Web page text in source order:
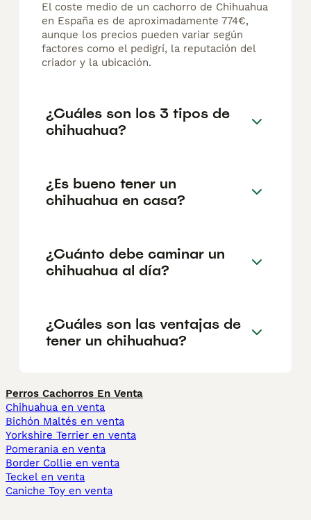
El coste medio de un cachorro de Chihuahua
en España es de aproximadamente 774€,
aunque los precios pueden variar según
factores como el pedigrí, la reputación del
criador y la ubicación.
¿Cuáles son los 3 tipos de
chihuahua?
¿Es bueno tener un
chihuahua en casa?
¿Cuánto debe caminar un
chihuahua al día?
¿Cuáles son las ventajas de
tener un chihuahua?
Perros Cachorros En Venta
Chihuahua en venta
Bichón Maltés en venta
Yorkshire Terrier en venta
Pomerania en venta
Border Collie en venta
Teckel en venta
Caniche Toy en venta